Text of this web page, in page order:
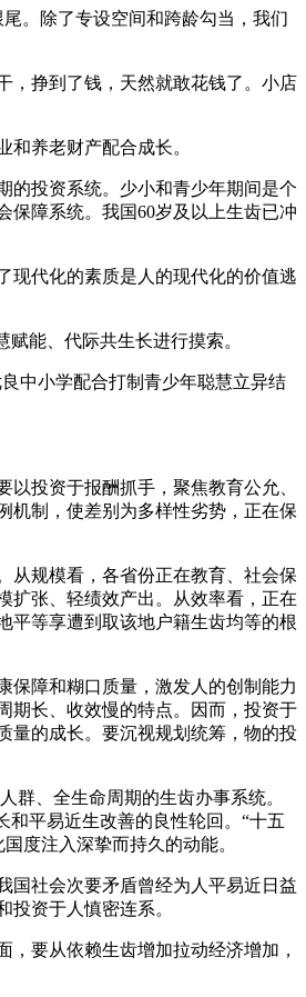
。除了专设空间和跨龄勾当，我们
挣到了钱，天然就敢花钱了。小店
养老财产配合成长。
投资系统。少小和青少年期间是个
保障系统。我国60岁及以上生齿已冲
代化的素质是人的现代化的价值逃
能、代际共生长进行摸索。
中小学配合打制青少年聪慧立异结
投资于报酬抓手，聚焦教育公允、
机制，使差别为多样性劣势，正在保
规模看，各省份正在教育、社会保
扩张、轻绩效产出。从效率看，正在
平等享遭到取该地户籍生齿均等的根
障和糊口质量，激发人的创制能力
期长、收效慢的特点。因而，投资于
量的成长。要沉视规划统筹，物的投
、全生命周期的生齿办事系统。
和平易近生改善的良性轮回。“十五
度注入深挚而持久的动能。
社会次要矛盾曾经为人平易近日益
资于人慎密连系。
要从依赖生齿增加拉动经济增加，